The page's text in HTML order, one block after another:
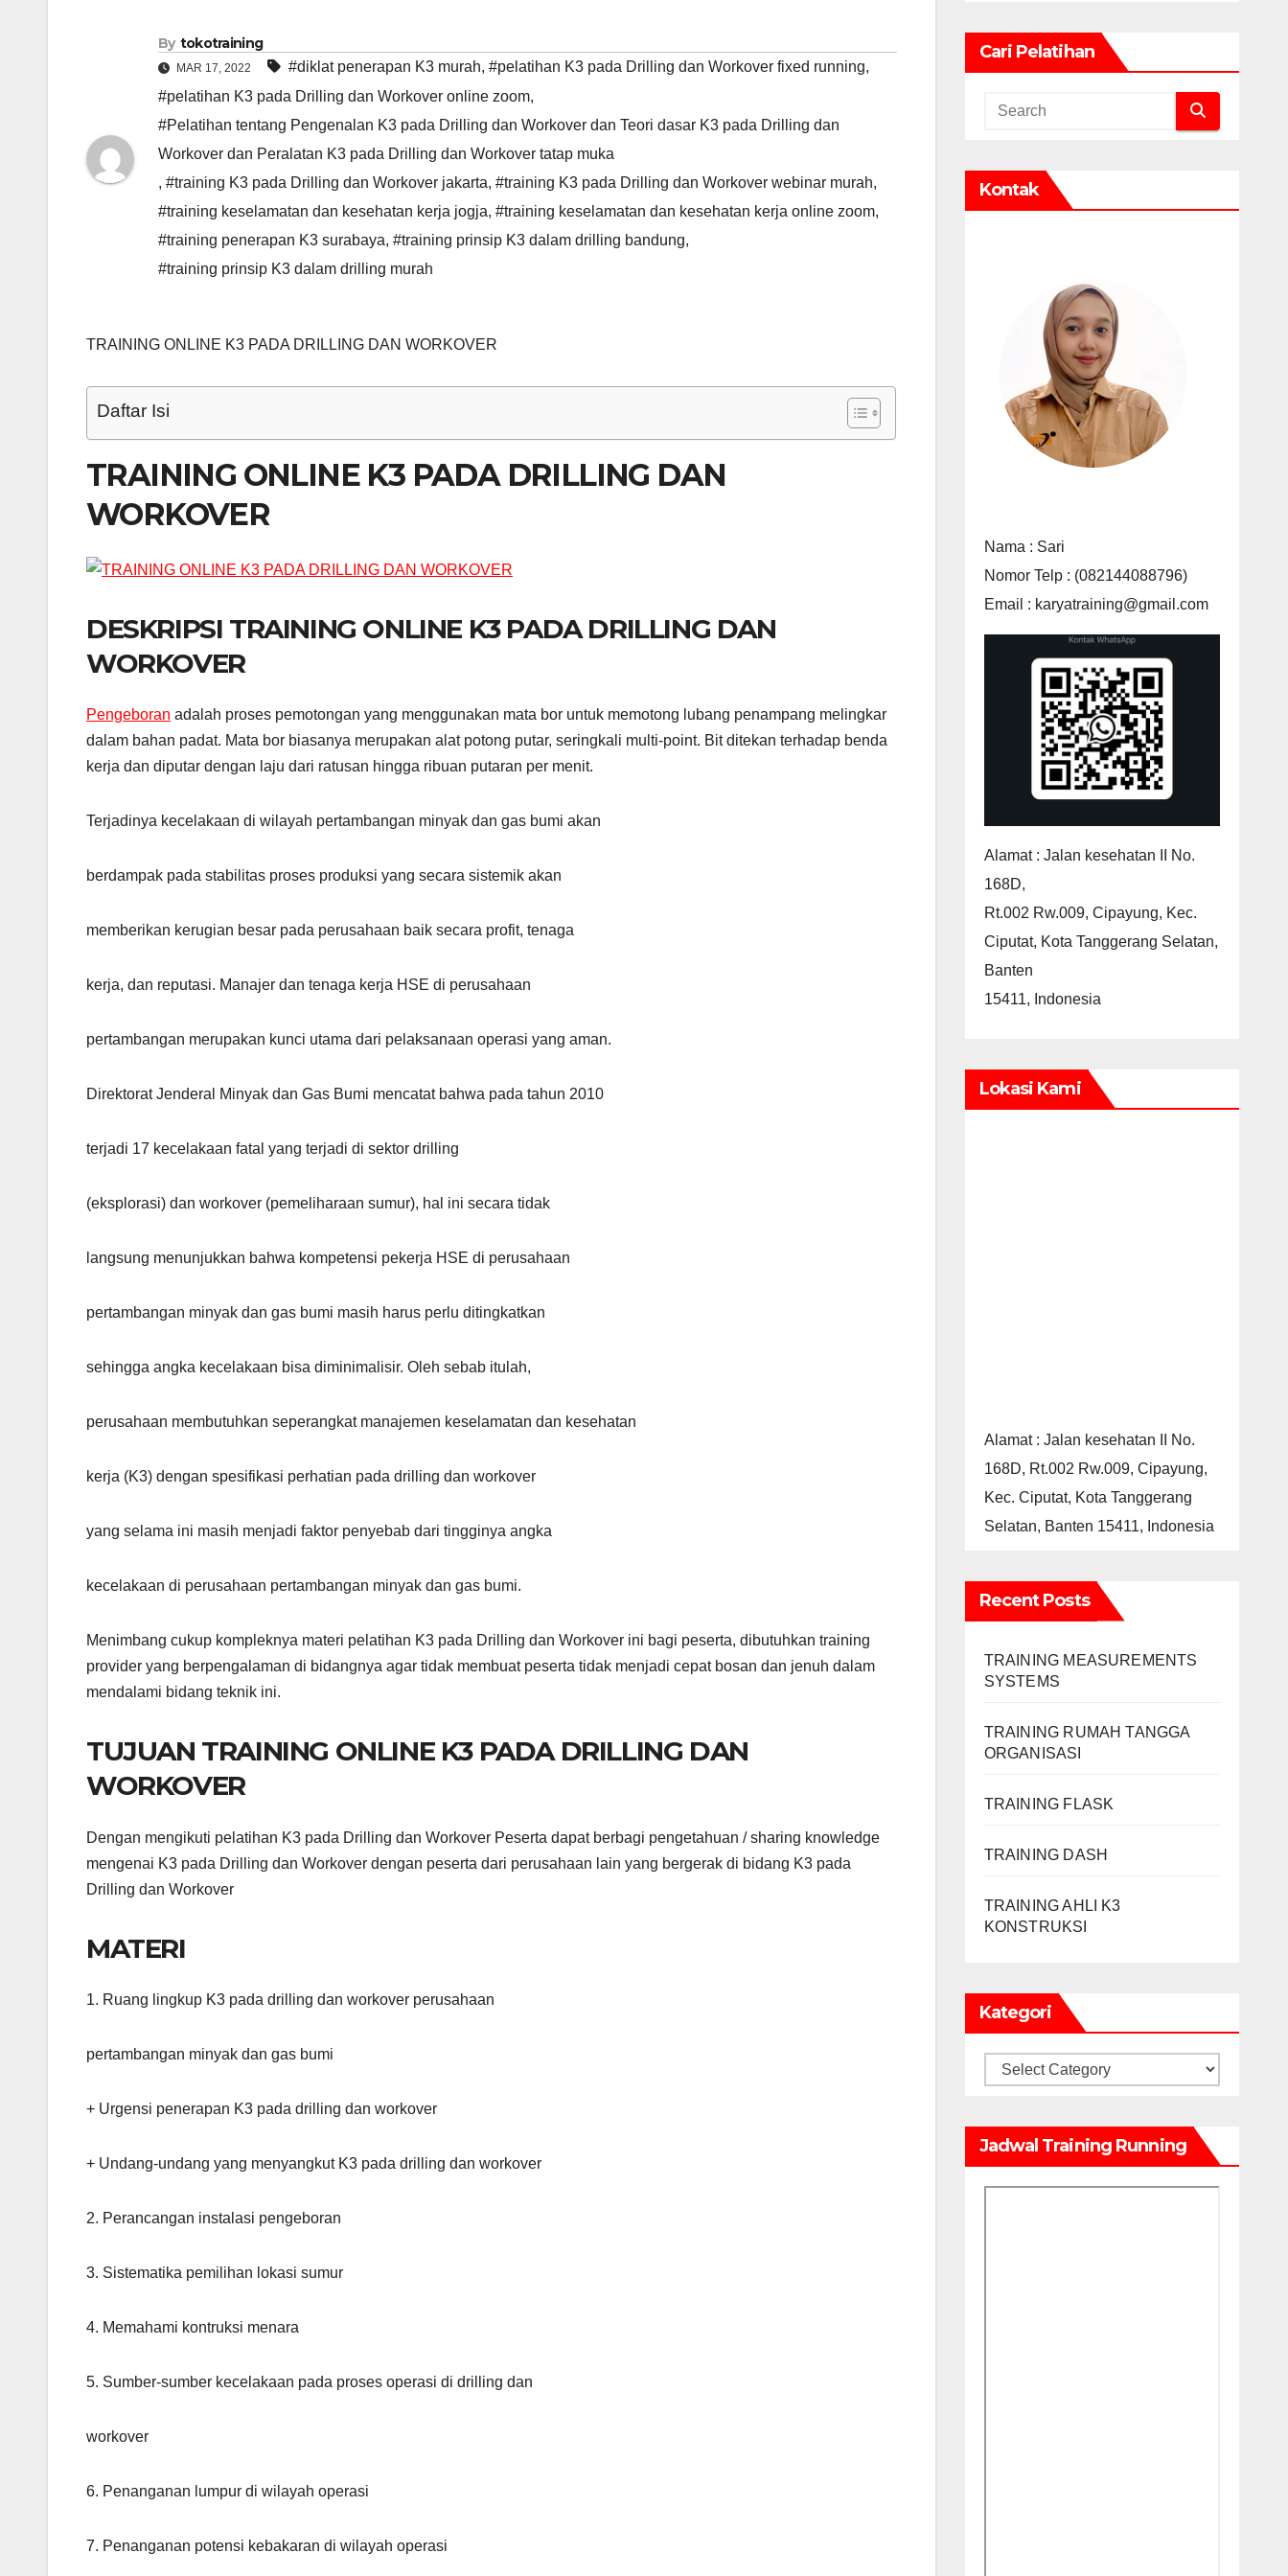
By tokotraining
MAR 17, 2022 #diklat penerapan K3 murah, #pelatihan K3 pada Drilling dan Workover fixed running,
#pelatihan K3 pada Drilling dan Workover online zoom,
#Pelatihan tentang Pengenalan K3 pada Drilling dan Workover dan Teori dasar K3 pada Drilling dan
Workover dan Peralatan K3 pada Drilling dan Workover tatap muka
, #training K3 pada Drilling dan Workover jakarta, #training K3 pada Drilling dan Workover webinar murah,
#training keselamatan dan kesehatan kerja jogja, #training keselamatan dan kesehatan kerja online zoom,
#training penerapan K3 surabaya, #training prinsip K3 dalam drilling bandung,
#training prinsip K3 dalam drilling murah
TRAINING ONLINE K3 PADA DRILLING DAN WORKOVER
Daftar Isi
TRAINING ONLINE K3 PADA DRILLING DAN
WORKOVER
DESKRIPSI TRAINING ONLINE K3 PADA DRILLING DAN
WORKOVER
Pengeboran adalah proses pemotongan yang menggunakan mata bor untuk memotong lubang penampang melingkar
dalam bahan padat. Mata bor biasanya merupakan alat potong putar, seringkali multi-point. Bit ditekan terhadap benda
kerja dan diputar dengan laju dari ratusan hingga ribuan putaran per menit.
Terjadinya kecelakaan di wilayah pertambangan minyak dan gas bumi akan
berdampak pada stabilitas proses produksi yang secara sistemik akan
memberikan kerugian besar pada perusahaan baik secara profit, tenaga
kerja, dan reputasi. Manajer dan tenaga kerja HSE di perusahaan
pertambangan merupakan kunci utama dari pelaksanaan operasi yang aman.
Direktorat Jenderal Minyak dan Gas Bumi mencatat bahwa pada tahun 2010
terjadi 17 kecelakaan fatal yang terjadi di sektor drilling
(eksplorasi) dan workover (pemeliharaan sumur), hal ini secara tidak
langsung menunjukkan bahwa kompetensi pekerja HSE di perusahaan
pertambangan minyak dan gas bumi masih harus perlu ditingkatkan
sehingga angka kecelakaan bisa diminimalisir. Oleh sebab itulah,
perusahaan membutuhkan seperangkat manajemen keselamatan dan kesehatan
kerja (K3) dengan spesifikasi perhatian pada drilling dan workover
yang selama ini masih menjadi faktor penyebab dari tingginya angka
kecelakaan di perusahaan pertambangan minyak dan gas bumi.
Menimbang cukup kompleknya materi pelatihan K3 pada Drilling dan Workover ini bagi peserta, dibutuhkan training
provider yang berpengalaman di bidangnya agar tidak membuat peserta tidak menjadi cepat bosan dan jenuh dalam
mendalami bidang teknik ini.
TUJUAN TRAINING ONLINE K3 PADA DRILLING DAN
WORKOVER
Dengan mengikuti pelatihan K3 pada Drilling dan Workover Peserta dapat berbagi pengetahuan / sharing knowledge
mengenai K3 pada Drilling dan Workover dengan peserta dari perusahaan lain yang bergerak di bidang K3 pada
Drilling dan Workover
MATERI
1. Ruang lingkup K3 pada drilling dan workover perusahaan
pertambangan minyak dan gas bumi
+ Urgensi penerapan K3 pada drilling dan workover
+ Undang-undang yang menyangkut K3 pada drilling dan workover
2. Perancangan instalasi pengeboran
3. Sistematika pemilihan lokasi sumur
4. Memahami kontruksi menara
5. Sumber-sumber kecelakaan pada proses operasi di drilling dan
workover
6. Penanganan lumpur di wilayah operasi
7. Penanganan potensi kebakaran di wilayah operasi
Cari Pelatihan
Kontak
Nama : Sari
Nomor Telp : (082144088796)
Email : karyatraining@gmail.com
Alamat : Jalan kesehatan II No.
168D,
Rt.002 Rw.009, Cipayung, Kec.
Ciputat, Kota Tanggerang Selatan,
Banten
15411, Indonesia
Lokasi Kami
Alamat : Jalan kesehatan II No.
168D, Rt.002 Rw.009, Cipayung,
Kec. Ciputat, Kota Tanggerang
Selatan, Banten 15411, Indonesia
Recent Posts
TRAINING MEASUREMENTS
SYSTEMS
TRAINING RUMAH TANGGA
ORGANISASI
TRAINING FLASK
TRAINING DASH
TRAINING AHLI K3
KONSTRUKSI
Kategori
Kategori
Jadwal Training Running